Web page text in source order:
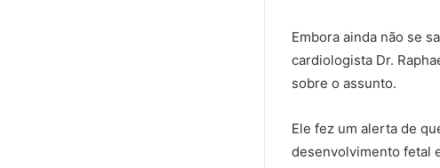
Embora ainda não se
cardiologista Dr.
sobre o assunto.
Ele fez um alerta de
desenvolvimento fetal